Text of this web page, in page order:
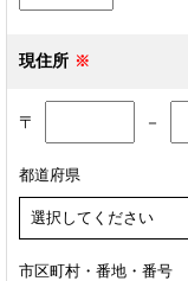
現住所
〒 －
都道府県
市区町村・番地・番号